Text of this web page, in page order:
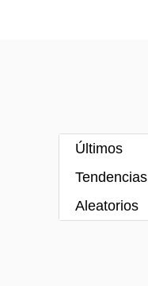
Últimos
Tendencias
Aleatorios